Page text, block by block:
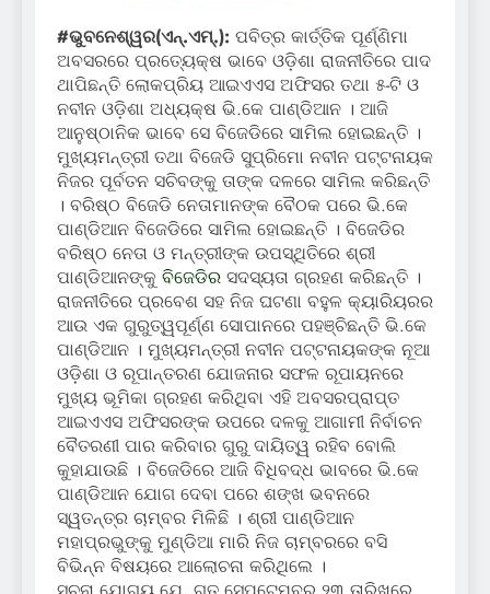
#ଭୁବନେଶ୍ୱର(ଏନ୍‌.ଏମ୍‌.): ପବିତ୍ର କାର୍ତ୍ତିକ ପୂର୍ଣ୍ଣିମା
ଅବସରରେ ପ୍ରତ୍ୟେକ୍ଷ ଭାବେ ଓଡ଼ିଶା ରାଜନୀତିରେ ପାଦ
ଥାପିଛନ୍ତି ଲୋକପ୍ରିୟ ଆଇଏଏସ ଅଫିସର ତଥା ୫-ଟି ଓ
ନବୀନ ଓଡ଼ିଶା ଅଧ୍ୟକ୍ଷ ଭି.କେ ପାଣ୍ଡିଆନ । ଆଜି
ଆନୁଷ୍ଠାନିକ ଭାବେ ସେ ବିଜେଡିରେ ସାମିଲ ହୋଇଛନ୍ତି ।
ମୁଖ୍ୟମନ୍ତ୍ରୀ ତଥା ବିଜେଡି ସୁପ୍ରିମୋ ନବୀନ ପଟ୍ଟନାୟକ
ନିଜର ପୂର୍ବତନ ସଚିବଙ୍କୁ ତାଙ୍କ ଦଳରେ ସାମିଲ କରିଛନ୍ତି
। ବରିଷ୍ଠ ବିଜେଡି ନେତାମାନଙ୍କ ବୈଠକ ପରେ ଭି.କେ
ପାଣ୍ଡିଆନ ବିଜେଡିରେ ସାମିଲ ହୋଇଛନ୍ତି । ବିଜେଡିର
ବରିଷ୍ଠ ନେତା ଓ ମନ୍ତ୍ରୀଙ୍କ ଉପସ୍ଥିତିରେ ଶ୍ରୀ
ପାଣ୍ଡିଆନଙ୍କୁ ବିଜେଡିର ସଦସ୍ୟତା ଗ୍ରହଣ କରିଛନ୍ତି ।
ରାଜନୀତିରେ ପ୍ରବେଶ ସହ ନିଜ ଘଟଣା ବହୁଳ କ୍ୟାରିୟରର
ଆଉ ଏକ ଗୁରୁତ୍ୱପୂର୍ଣ୍ଣ ସୋପାନରେ ପହଞ୍ଚିଛନ୍ତି ଭି.କେ
ପାଣ୍ଡିଆନ । ମୁଖ୍ୟମନ୍ତ୍ରୀ ନବୀନ ପଟ୍ଟନାୟକଙ୍କ ନୂଆ
ଓଡ଼ିଶା ଓ ରୂପାନ୍ତରଣ ଯୋଜନାର ସଫଳ ରୂପାୟନରେ
ମୁଖ୍ୟ ଭୂମିକା ଗ୍ରହଣ କରିଥିବା ଏହି ଅବସରପ୍ରାପ୍ତ
ଆଇଏଏସ ଅଫିସରଙ୍କ ଉପରେ ଦଳକୁ ଆଗାମୀ ନିର୍ବାଚନ
ବୈତରଣୀ ପାର କରିବାର ଗୁରୁ ଦାୟିତ୍ୱ ରହିବ ବୋଲି
କୁହାଯାଉଛି । ବିଜେଡିରେ ଆଜି ବିଧିବଦ୍ଧ ଭାବରେ ଭି.କେ
ପାଣ୍ଡିଆନ ଯୋଗ ଦେବା ପରେ ଶଙ୍ଖ ଭବନରେ
ସ୍ୱତନ୍ତ୍ର ଚାମ୍ବର ମିଳିଛି । ଶ୍ରୀ ପାଣ୍ଡିଆନ
ମହାପ୍ରଭୁଙ୍କୁ ମୁଣ୍ଡିଆ ମାରି ନିଜ ଚାମ୍ବରରେ ବସି
ବିଭିନ୍ନ ବିଷୟରେ ଆଲୋଚନା କରିଥିଲେ ।